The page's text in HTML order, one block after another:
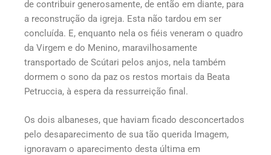
de contribuir generosamente, de então em diante, para
a reconstrução da igreja. Esta não tardou em ser
concluída. E, enquanto nela os fiéis veneram o quadro
da Virgem e do Menino, maravilhosamente
transportado de Scútari pelos anjos, nela também
dormem o sono da paz os restos mortais da Beata
Petruccia, à espera da ressurreição final.
Os dois albaneses, que haviam ficado desconcertados
pelo desaparecimento de sua tão querida Imagem,
ignoravam o aparecimento desta última em